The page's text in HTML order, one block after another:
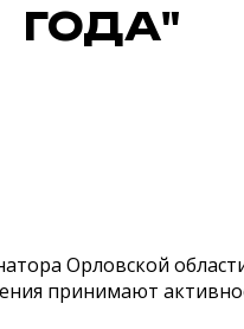
ГОДА"
Орловской
принимают